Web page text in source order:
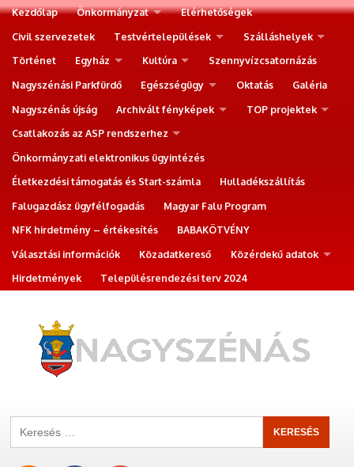
Kezdőlap Önkormányzat
Elérhetőségek
Civil szervezetek
Testvértelepülések
Szálláshelyek
Történet
Egyház Kultúra
Szennyvízcsatornázás
Nagyszénási Parkfürdő
Egészségügy Oktatás
Galéria
Nagyszénás újság
Archivált fényképek
TOP projektek
Csatlakozás az ASP rendszerhez
Önkormányzati elektronikus ügyintézés
Életkezdési támogatás és Start-számla
Hulladékszállítás
Falugazdász ügyfélfogadás
Magyar Falu Program
NFK hirdetmény – értékesítés
BABAKÖTVÉNY
Választási információk
Közadatkereső
Közérdekű adatok
Hirdetmények
Településrendezési terv 2024